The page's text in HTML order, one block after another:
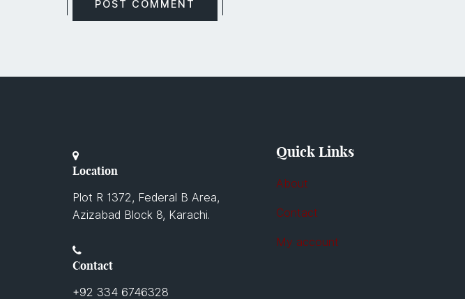
Location
Plot R 1372, Federal B Area,
Azizabad Block 8, Karachi.
Contact
+92 334 6746328
Quick Links
About
Contact
My account